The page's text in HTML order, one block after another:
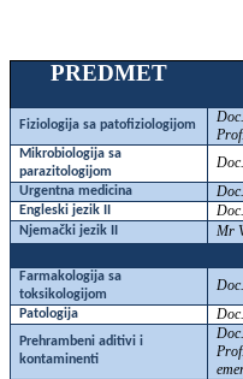
PREDMET
Fiziologija sa patofiziologijom
Mikrobiologija sa
parazitologijom
Urgentna medicina
Engleski jezik II
Njemački jezik II Mr
Farmakologija sa
toksikologijom
Patologija
Prehrambeni aditivi i
kontaminenti